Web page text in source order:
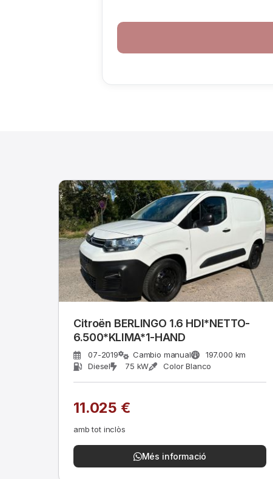
Citroën BERLINGO 1.6 HDI*NETTO-
6.500*KLIMA*1-HAND
07-2019 Cambio manual
197.000 km
Diesel
75 kW Color Blanco
11.025 €
amb tot inclòs
Més informació